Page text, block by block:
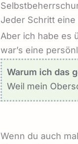
Jeder Schritt
Aber ich habe es
war’s eine
Warum ich das
Weil mein
Wenn du auch